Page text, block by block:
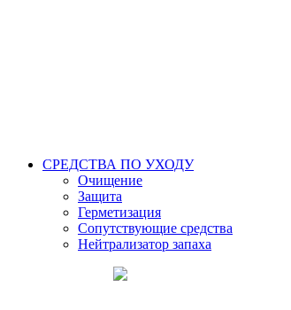
СРЕДСТВА ПО УХОДУ
Очищение
Защита
Герметизация
Сопутствующие средства
Нейтрализатор запаха